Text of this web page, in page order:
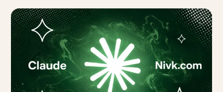
AI SEARCH RECOVERY
Reallocating Q3 Ad Budget to Answer Engine Optimization
Paid clicks are moving inside AI answers. Here is the case for
defined budget slice into answer engine optimization, and how to
measure the switch.
Lawrence Dauchy ·Jun 8, 2026 · 10 min